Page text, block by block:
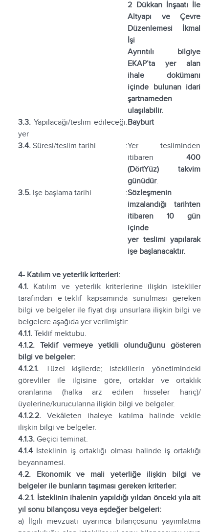
2 Dükkan İnşaatı İle
Altyapı ve Çevre
Düzenlemesi İkmal
İşi
Ayrıntılı bilgiye
EKAP’ta yer alan
ihale dokümanı
içinde bulunan idari
şartnameden
ulaşılabilir.
3.3. Yapılacağı/teslim edileceği
yer
:Bayburt
3.4. Süresi/teslim tarihi :Yer tesliminden
itibaren400
(DörtYüz) takvim
günüdür.
3.5. İşe başlama tarihi :Sözleşmenin
imzalandığı tarihten
itibaren 10 gün
içinde
yer teslimi yapılarak
işe başlanacaktır.
4- Katılım ve yeterlik kriterleri:
4.1. Katılım ve yeterlik kriterlerine ilişkin istekliler
tarafından e-teklif kapsamında sunulması gereken
bilgi ve belgeler ile fiyat dışı unsurlara ilişkin bilgi ve
belgelere aşağıda yer verilmiştir:
4.1.1. Teklif mektubu.
4.1.2. Teklif vermeye yetkili olunduğunu gösteren
bilgi ve belgeler:
4.1.2.1. Tüzel kişilerde; isteklilerin yönetimindeki
görevliler ile ilgisine göre, ortaklar ve ortaklık
oranlarına (halka arz edilen hisseler hariç)/
üyelerine/kurucularına ilişkin bilgi ve belgeler.
4.1.2.2. Vekâleten ihaleye katılma halinde vekile
ilişkin bilgi ve belgeler.
4.1.3. Geçici teminat.
4.1.4 İsteklinin iş ortaklığı olması halinde iş ortaklığı
beyannamesi.
4.2. Ekonomik ve mali yeterliğe ilişkin bilgi ve
belgeler ile bunların taşıması gereken kriterler:
4.2.1. İsteklinin ihalenin yapıldığı yıldan önceki yıla ait
yıl sonu bilançosu veya eşdeğer belgeleri:
a) İlgili mevzuatı uyarınca bilançosunu yayımlatma